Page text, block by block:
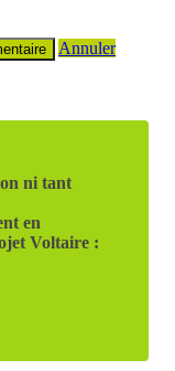
Annuler
ni tant
en
Voltaire :